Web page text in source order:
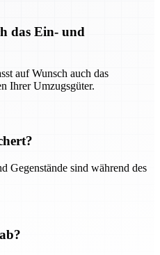
das Ein- und
auf Wunsch auch das
Ihrer Umzugsgüter.
Gegenstände sind während des